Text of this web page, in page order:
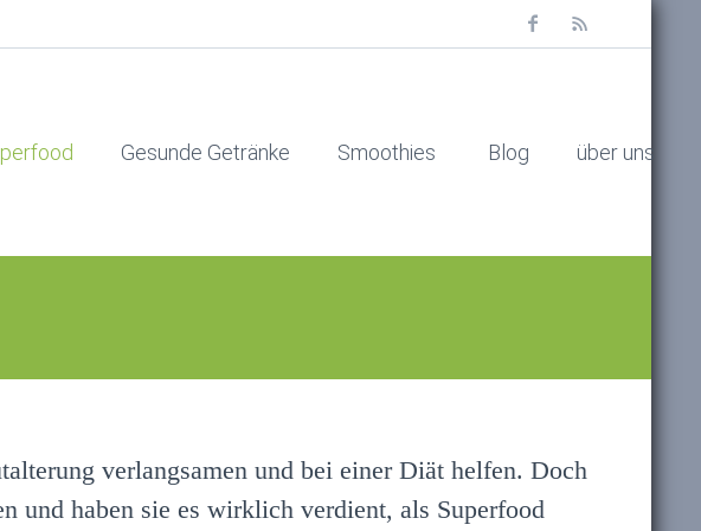
Gesunde Getränke Smoothies Blog über uns
verlangsamen und bei einer Diät helfen. Doch
und haben sie es wirklich verdient, als Superfood